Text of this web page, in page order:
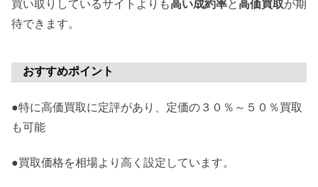
買い取りしているサイトよりも高い成約率と高価買取が期
待できます。
おすすめポイント
●特に高価買取に定評があり、定価の３０％～５０％買取
も可能
●買取価格を相場より高く設定しています。